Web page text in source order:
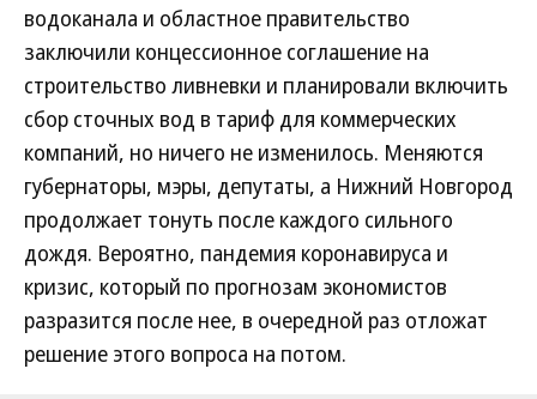
водоканала и областное правительство
заключили концессионное соглашение на
строительство ливневки и планировали включить
сбор сточных вод в тариф для коммерческих
компаний, но ничего не изменилось. Меняются
губернаторы, мэры, депутаты, а Нижний Новгород
продолжает тонуть после каждого сильного
дождя. Вероятно, пандемия коронавируса и
кризис, который по прогнозам экономистов
разразится после нее, в очередной раз отложат
решение этого вопроса на потом.